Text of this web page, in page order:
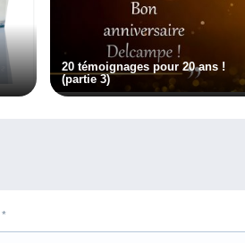
20 témoignages pour 20 ans !
(partie 3)
*